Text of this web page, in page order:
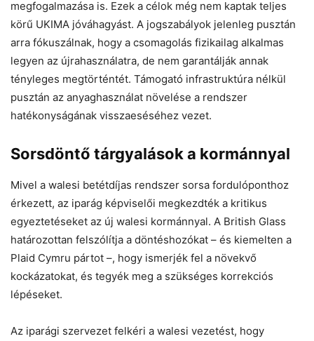
megfogalmazása is. Ezek a célok még nem kaptak teljes
körű UKIMA jóváhagyást. A jogszabályok jelenleg pusztán
arra fókuszálnak, hogy a csomagolás fizikailag alkalmas
legyen az újrahasználatra, de nem garantálják annak
tényleges megtörténtét. Támogató infrastruktúra nélkül
pusztán az anyaghasználat növelése a rendszer
hatékonyságának visszaeséséhez vezet.
Sorsdöntő tárgyalások a kormánnyal
Mivel a walesi betétdíjas rendszer sorsa fordulóponthoz
érkezett, az iparág képviselői megkezdték a kritikus
egyeztetéseket az új walesi kormánnyal. A British Glass
határozottan felszólítja a döntéshozókat – és kiemelten a
Plaid Cymru pártot –, hogy ismerjék fel a növekvő
kockázatokat, és tegyék meg a szükséges korrekciós
lépéseket.
Az iparági szervezet felkéri a walesi vezetést, hogy